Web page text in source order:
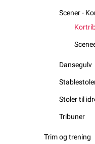
Scener -
Dansegulv
Stoler til
Tribuner
Trim og trening